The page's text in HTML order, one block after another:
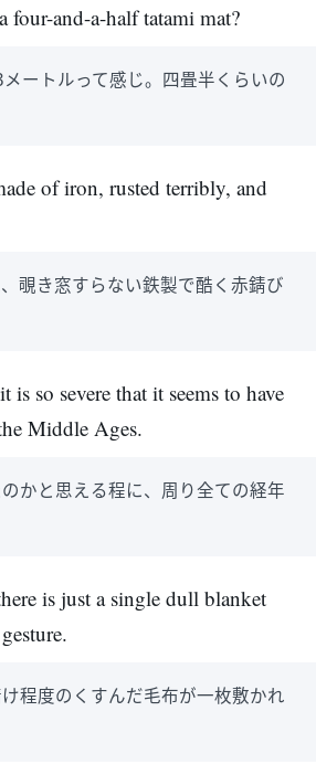
four-and-a-half tatami mat?
ートルって感じ。四畳半くらいの
of iron, rusted terribly, and
覗き窓すらない鉄製で酷く赤錆び
so severe that it seems to have
Middle Ages.
かと思える程に、周り全ての経年
is just a single dull blanket
程度のくすんだ毛布が一枚敷かれ